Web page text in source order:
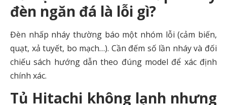
đèn ngăn đá là lỗi gì?
Đèn nhấp nháy thường báo một nhóm lỗi (cảm biến,
quạt, xả tuyết, bo mạch…). Cần đếm số lần nháy và đối
chiếu sách hướng dẫn theo đúng model để xác định
chính xác.
Tủ Hitachi không lạnh nhưng